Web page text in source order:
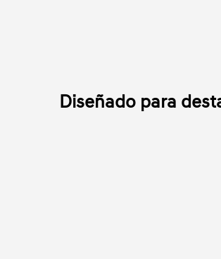
Diseñado para